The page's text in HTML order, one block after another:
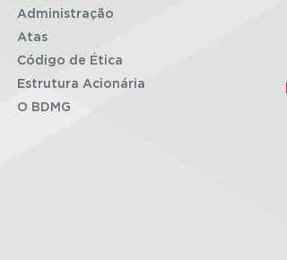
Administração
Atas
Código de Ética
Estrutura Acionária
O BDMG